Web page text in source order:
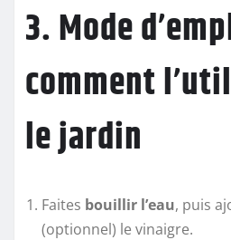
3. Mode
comment
le jardin
Faites bouillir l’eau, puis
(optionnel) le vinaigre.